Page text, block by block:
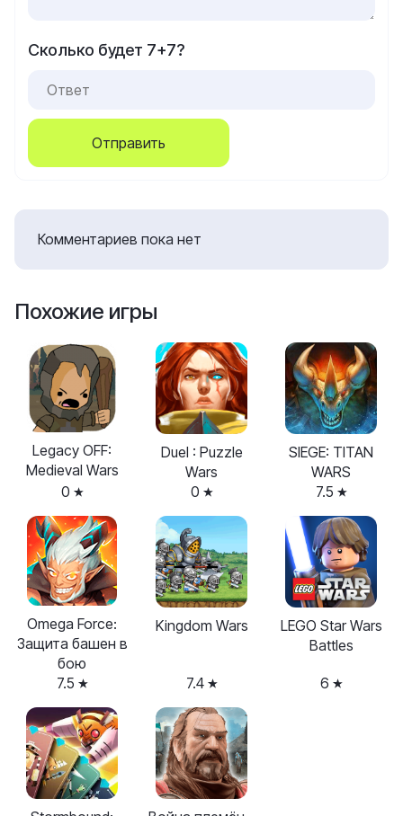
Сколько будет 7+7?
Отправить
Комментариев пока нет
Похожие игры
Legacy OFF:
Medieval Wars
0
Duel : Puzzle
Wars
0
SIEGE: TITAN
WARS
7.5
Omega Force:
Защита башен в
бою
7.5
Kingdom Wars
7.4
LEGO Star Wars
Battles
6